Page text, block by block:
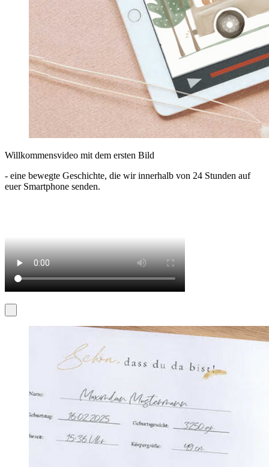
Willkommensvideo mit dem ersten Bild
- eine bewegte Geschichte, die wir innerhalb von 24 Stunden auf
euer Smartphone senden.